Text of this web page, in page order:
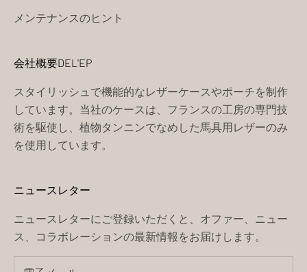
メンテナンスのヒント
会社概要DEL'EP
スタイリッシュで機能的なレザーケースやポーチを制作
しています。当社のケースは、フランスの工房の専門技
術を駆使し、植物タンニンでなめした馬具用レザーのみ
を使用しています。
ニュースレター
ニュースレターにご登録いただくと、オファー、ニュー
ス、コラボレーションの最新情報をお届けします。